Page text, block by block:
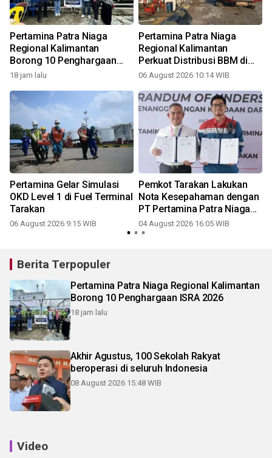
Pertamina Patra Niaga
Regional Kalimantan
Borong 10 Penghargaan
ISRA 2026
18 jam lalu
Pertamina Patra Niaga
Regional Kalimantan
Perkuat Distribusi BBM di
Nunukan
06 August 2026 10:14 WIB
Pertamina Gelar Simulasi
OKD Level 1 di Fuel Terminal
Tarakan
06 August 2026 9:15 WIB
Pemkot Tarakan Lakukan
Nota Kesepahaman dengan
PT Pertamina Patra Niaga
Fuel Terminal Tarakan
04 August 2026 16:05 WIB
Berita Terpopuler
Pertamina Patra Niaga Regional Kalimantan
Borong 10 Penghargaan ISRA 2026
18 jam lalu
Akhir Agustus, 100 Sekolah Rakyat
beroperasi di seluruh Indonesia
08 August 2026 15:48 WIB
Video